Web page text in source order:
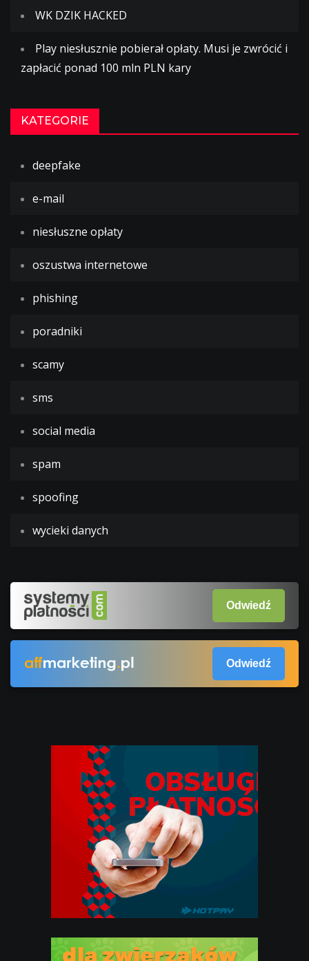
WK DZIK HACKED
Play niesłusznie pobierał opłaty. Musi je zwrócić i
zapłacić ponad 100 mln PLN kary
KATEGORIE
deepfake
e-mail
niesłuszne opłaty
oszustwa internetowe
phishing
poradniki
scamy
sms
social media
spam
spoofing
wycieki danych
Odwiedź
Odwiedź